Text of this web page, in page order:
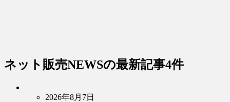
ネット販売NEWSの最新記事4件
2026年8月7日